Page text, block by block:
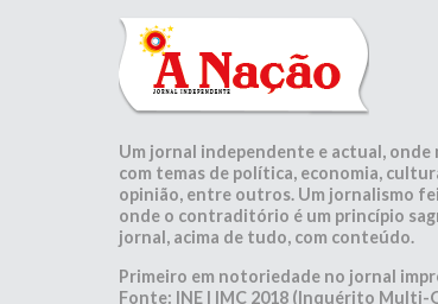
Um jornal independente e actual, onde
com temas de política, economia,
opinião, entre outros. Um jornalismo
onde o contraditório é um princípio
jornal, acima de tudo, com conteúdo.
Primeiro em notoriedade no jornal
Fonte: INE | IMC 2018 (Inquérito Multi-